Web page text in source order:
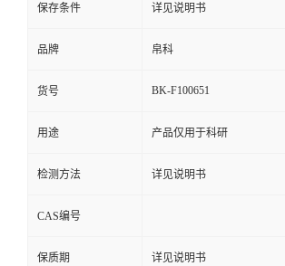
保存条件 详见说明书
品牌 帛科
货号 BK-F100651
用途 产品仅用于科研
检测方法 详见说明书
CAS编号
保质期 详见说明书